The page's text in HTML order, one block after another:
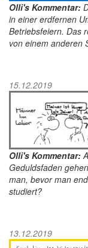
Olli's Kommentar:
in einer erdfernen
Betriebsfeiern. Das
von einem anderen
15.12.2019
Olli's Kommentar:
Geduldsfaden
man, bevor man
studiert?
13.12.2019